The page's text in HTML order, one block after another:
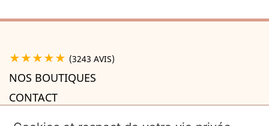
★★★★★ (3243 AVIS)
NOS BOUTIQUES
CONTACT